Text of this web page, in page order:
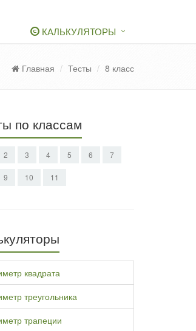
КАЛЬКУЛЯТОРЫ
Главная Тесты 8 класс
по классам
2 3 4 5 6 7
9 10 11
квадрата
треугольника
трапеции